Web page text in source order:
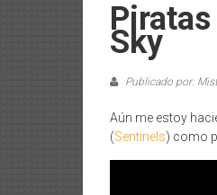
Piratas
Sky
Publicado por:
Aún me estoy
(Sentinels) como